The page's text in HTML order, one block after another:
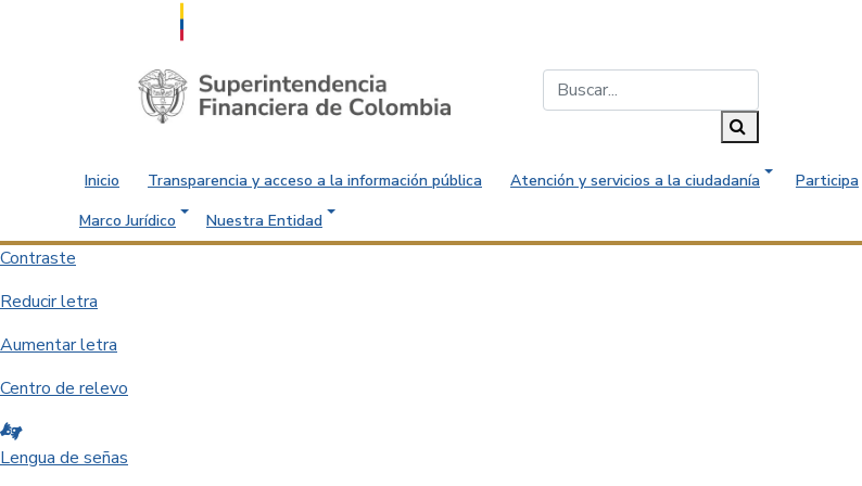
Saltar al contenido principal
Inicio Transparencia y acceso a la información pública Atención y servicios a la ciudadanía Participa
Marco Jurídico
Nuestra Entidad
Contraste
Reducir letra
Aumentar letra
Centro de relevo
Lengua de señas